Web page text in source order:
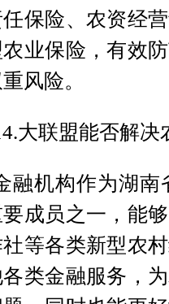
保险、农资经
业保险，有效
风险。
大联盟能否解
融机构作为湖南
成员之一，能
等各类新型农
类金融服务，